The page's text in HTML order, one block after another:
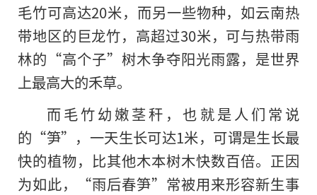
毛竹可高达20米，而另一些物种，如云南热
带地区的巨龙竹，高超过30米，可与热带雨
林的“高个子”树木争夺阳光雨露，是世界
上最高大的禾草。
而毛竹幼嫩茎秆，也就是人们常说
的“笋”，一天生长可达1米，可谓是生长最
快的植物，比其他木本树木快数百倍。正因
为如此，“雨后春笋”常被用来形容新生事